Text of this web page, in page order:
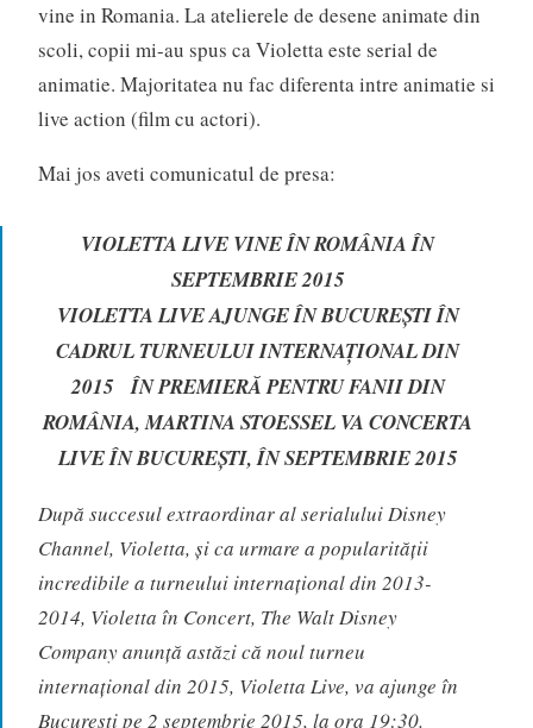
vine in Romania. La atelierele de desene animate din
scoli, copii mi-au spus ca Violetta este serial de
animatie. Majoritatea nu fac diferenta intre animatie si
live action (film cu actori).
Mai jos aveti comunicatul de presa:
VIOLETTA LIVE VINE ÎN ROMÂNIA ÎN
SEPTEMBRIE 2015
VIOLETTA LIVE AJUNGE ÎN BUCUREȘTI ÎN
CADRUL TURNEULUI INTERNAȚIONAL DIN
2015 ÎN PREMIERĂ PENTRU FANII DIN
ROMÂNIA, MARTINA STOESSEL VA CONCERTA
LIVE ÎN BUCUREȘTI, ÎN SEPTEMBRIE 2015
După succesul extraordinar al serialului Disney
Channel, Violetta, și ca urmare a popularității
incredibile a turneului internațional din 2013-
2014, Violetta în Concert, The Walt Disney
Company anunță astăzi că noul turneu
internațional din 2015, Violetta Live, va ajunge în
București pe 2 septembrie 2015, la ora 19:30.